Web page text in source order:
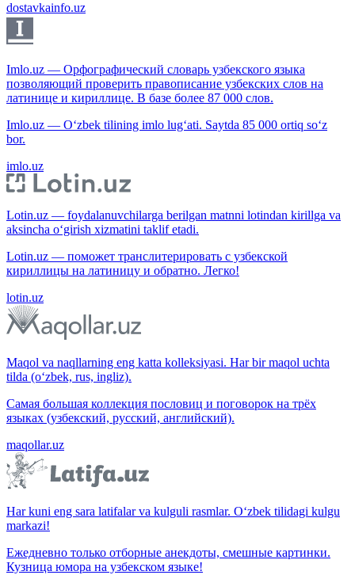
dostavkainfo.uz
Imlo.uz — Орфографический словарь узбекского языка
позволяющий проверить правописание узбекских слов на
латинице и кириллице. В базе более 87 000 слов.
Imlo.uz — O‘zbek tilining imlo lug‘ati. Saytda 85 000 ortiq so‘z
bor.
imlo.uz
Lotin.uz — foydalanuvchilarga berilgan matnni lotindan kirillga va
aksincha o‘girish xizmatini taklif etadi.
Lotin.uz — поможет транслитерировать с узбекской
кириллицы на латиницу и обратно. Легко!
lotin.uz
Maqol va naqllarning eng katta kolleksiyasi. Har bir maqol uchta
tilda (o‘zbek, rus, ingliz).
Самая большая коллекция пословиц и поговорок на трёх
языках (узбекский, русский, английский).
maqollar.uz
Har kuni eng sara latifalar va kulguli rasmlar. O‘zbek tilidagi kulgu
markazi!
Ежедневно только отборные анекдоты, смешные картинки.
Кузница юмора на узбекском языке!